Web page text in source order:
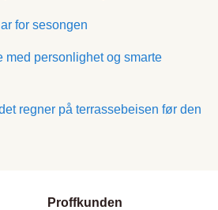
for sesongen
med personlighet og smarte
regner på terrassebeisen før den
Proffkunden